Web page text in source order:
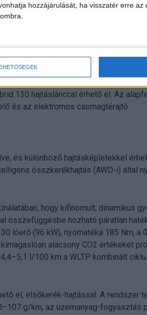
hozzájárulását, ha visszatér erre
szürke kárpittal és piros
kényelmet a kifejezetten
a GR SPORT specifikus
130 hajtáslánccal érhető el. Az
és az elektromos csomagtérajtó.
és különböző hajtásképletekkel
összkerékhajtás (AWD-i) által
hogy kifinomult, dinamikus
összefüggésbe hozható páratlan
lóerő (96 kW), nyomatéka 185 Nm, a
alacsony CO2 értékeket
l/100 km a WLTP kombinált
el, elsőkerék-hajtással. A rendszer
g/km, az üzemanyag-fogyasztás